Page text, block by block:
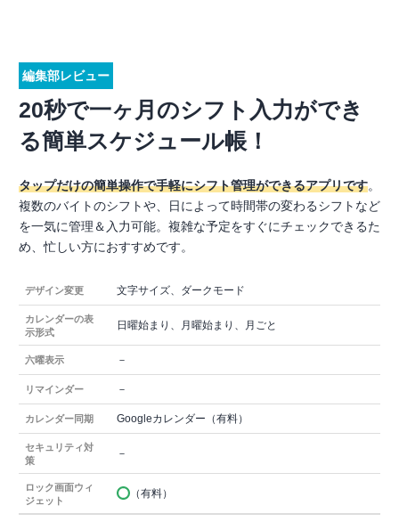
編集部レビュー
20秒で一ヶ月のシフト入力ができ
る簡単スケジュール帳！
タップだけの簡単操作で手軽にシフト管理ができるアプリです。
複数のバイトのシフトや、日によって時間帯の変わるシフトなど
を一気に管理＆入力可能。複雑な予定をすぐにチェックできるた
め、忙しい方におすすめです。
デザイン変更 文字サイズ、ダークモード
カレンダーの表
示形式
日曜始まり、月曜始まり、月ごと
六曜表示 －
リマインダー －
カレンダー同期 Googleカレンダー（有料）
セキュリティ対
策
－
ロック画面ウィ
ジェット
（有料）